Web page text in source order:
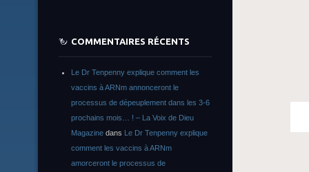
COMMENTAIRES RÉCENTS
Le Dr Tenpenny explique comment les
vaccins à ARNm annonceront le
processus de dépeuplement dans les 3-6
prochains mois… ! – La Voix de Dieu
Magazine dans Le Dr Tenpenny explique
comment les vaccins à ARNm
amorceront le processus de